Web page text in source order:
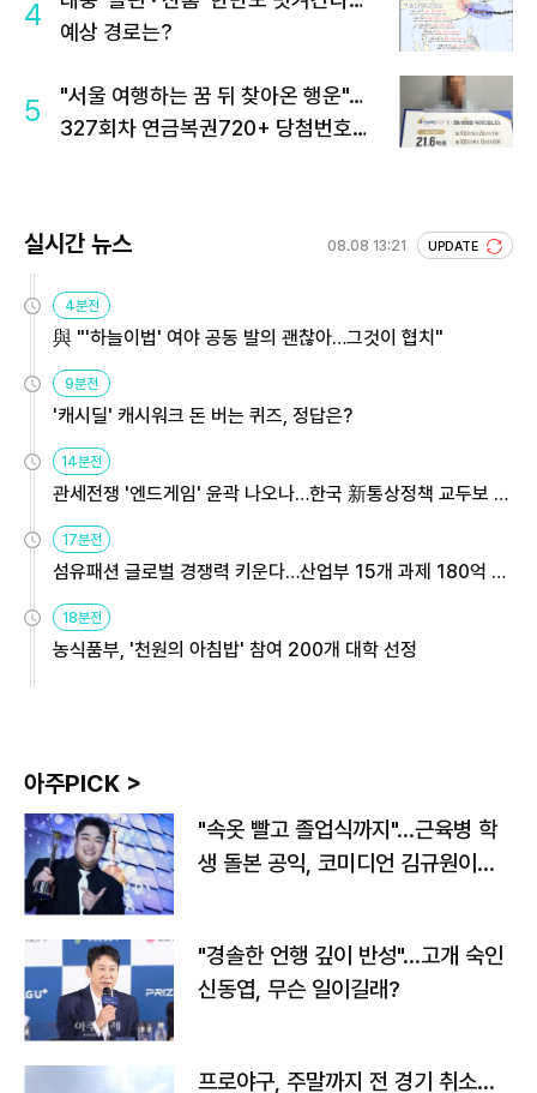
4
예상 경로는?
5
"서울 여행하는 꿈 뒤 찾아온 행운"…
327회차 연금복권720+ 당첨번호조
실시간 뉴스 08.08 13:21 UPDATE
4분전
與 "'하늘이법' 여야 공동 발의 괜찮아…그것이 협치"
9분전
'캐시딜' 캐시워크 돈 버는 퀴즈, 정답은?
14분전
관세전쟁 '엔드게임' 윤곽 나오나…한국 新통상정책 교두보 활
용해야
17분전
섬유패션 글로벌 경쟁력 키운다…산업부 15개 과제 180억 지
원
18분전
농식품부, '천원의 아침밥' 참여 200개 대학 선정
아주PICK >
"속옷 빨고 졸업식까지"…근육병 학
생 돌본 공익, 코미디언 김규원이었
"경솔한 언행 깊이 반성"…고개 숙인
신동엽, 무슨 일이길래?
프로야구, 주말까지 전 경기 취소…